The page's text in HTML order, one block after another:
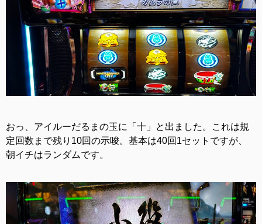
おっ、アイルーだるまの玉に「十」と出ました。これは規
定回数まで残り10回の示唆。基本は40回1セットですが、
朝イチはランダムです。